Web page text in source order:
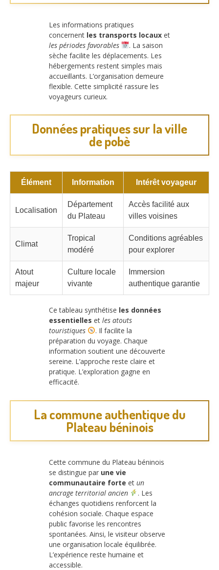
Les informations pratiques
concernent les transports locaux et
les périodes favorables
. La saison
sèche facilite les déplacements. Les
hébergements restent simples mais
accueillants. L’organisation demeure
flexible. Cette simplicité rassure les
voyageurs curieux.
Données pratiques sur la ville
de pobè
Élément Information Intérêt voyageur
Localisation
Département
du Plateau
Accès facilité aux
villes voisines
Climat
Tropical
modéré
Conditions agréables
pour explorer
Atout
majeur
Culture locale
vivante
Immersion
authentique garantie
Ce tableau synthétise les données
essentielles et les atouts
touristiques
. Il facilite la
préparation du voyage. Chaque
information soutient une découverte
sereine. L’approche reste claire et
pratique. L’exploration gagne en
efficacité.
La commune authentique du
Plateau béninois
Cette commune du Plateau béninois
se distingue par une vie
communautaire forte et un
ancrage territorial ancien
. Les
échanges quotidiens renforcent la
cohésion sociale. Chaque espace
public favorise les rencontres
spontanées. Ainsi, le visiteur observe
une organisation locale équilibrée.
L’expérience reste humaine et
accessible.